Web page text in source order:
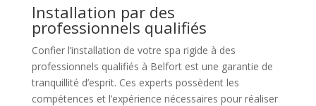
Installation par des
professionnels qualifiés
Confier l’installation de votre spa rigide à des
professionnels qualifiés à Belfort est une garantie de
tranquillité d’esprit. Ces experts possèdent les
compétences et l’expérience nécessaires pour réaliser